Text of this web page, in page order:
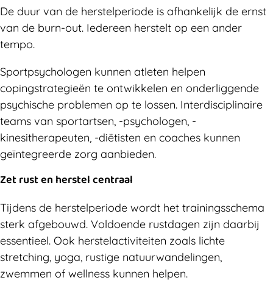
De duur van de herstelperiode is afhankelijk de ernst
van de burn-out. Iedereen herstelt op een ander
tempo.
Sportpsychologen kunnen atleten helpen
copingstrategieën te ontwikkelen en onderliggende
psychische problemen op te lossen. Interdisciplinaire
teams van sportartsen, -psychologen, -
kinesitherapeuten, -diëtisten en coaches kunnen
geïntegreerde zorg aanbieden.
Zet rust en herstel centraal
Tijdens de herstelperiode wordt het trainingsschema
sterk afgebouwd. Voldoende rustdagen zijn daarbij
essentieel. Ook herstelactiviteiten zoals lichte
stretching, yoga, rustige natuurwandelingen,
zwemmen of wellness kunnen helpen.